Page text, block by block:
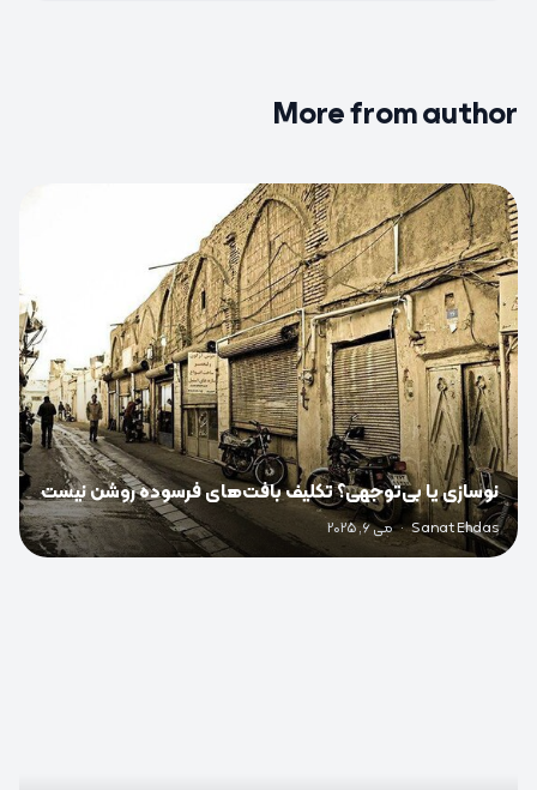
More from author
0
نوسازی یا بی‌توجهی؟ تکلیف بافت‌های فرسوده روشن نیست
Sanat Ehdas
· می 6, 2025